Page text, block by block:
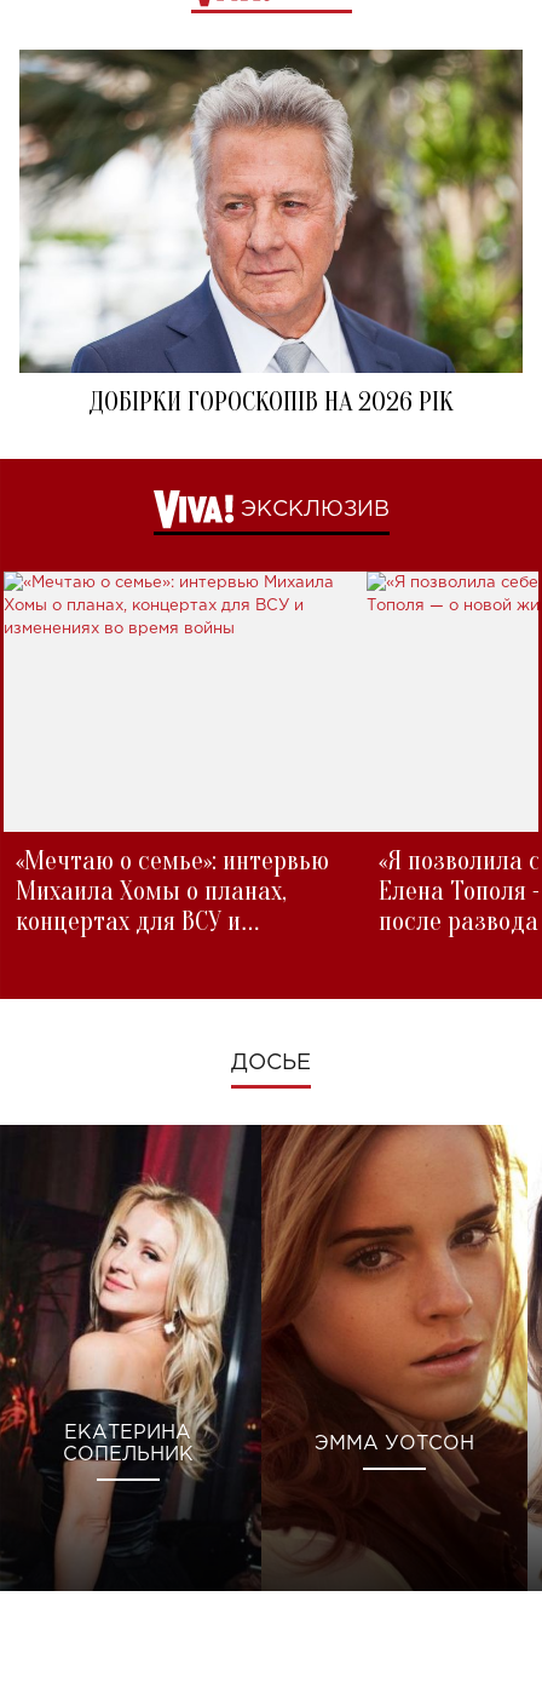
ДОБІРКИ ГОРОСКОПІВ НА 2026 РІК
ЭКСКЛЮЗИВ
«Мечтаю о семье»: интервью
Михаила Хомы о планах,
концертах для ВСУ и
«Я позволила
Елена Тополя
после развода
ДОСЬЕ
ЕКАТЕРИНА
СОПЕЛЬНИК
ЭММА УОТСОН